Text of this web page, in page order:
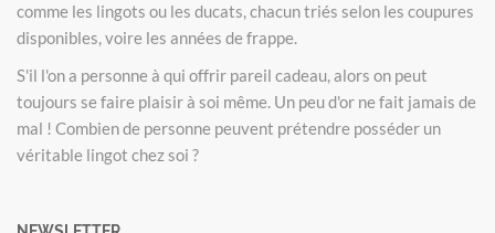
comme les lingots ou les ducats, chacun triés selon les coupures
disponibles, voire les années de frappe.
S'il l'on a personne à qui offrir pareil cadeau, alors on peut
toujours se faire plaisir à soi même. Un peu d'or ne fait jamais de
mal ! Combien de personne peuvent prétendre posséder un
véritable lingot chez soi ?